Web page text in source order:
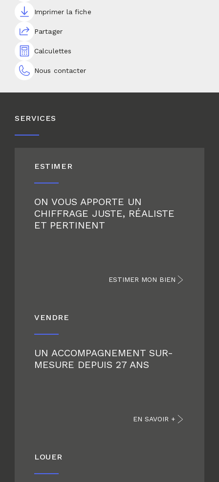
Imprimer la fiche
Partager
Calculettes
Nous contacter
SERVICES
ESTIMER
ON VOUS APPORTE UN
CHIFFRAGE JUSTE, RÉALISTE
ET PERTINENT
ESTIMER MON BIEN
VENDRE
UN ACCOMPAGNEMENT SUR-
MESURE DEPUIS 27 ANS
EN SAVOIR +
LOUER